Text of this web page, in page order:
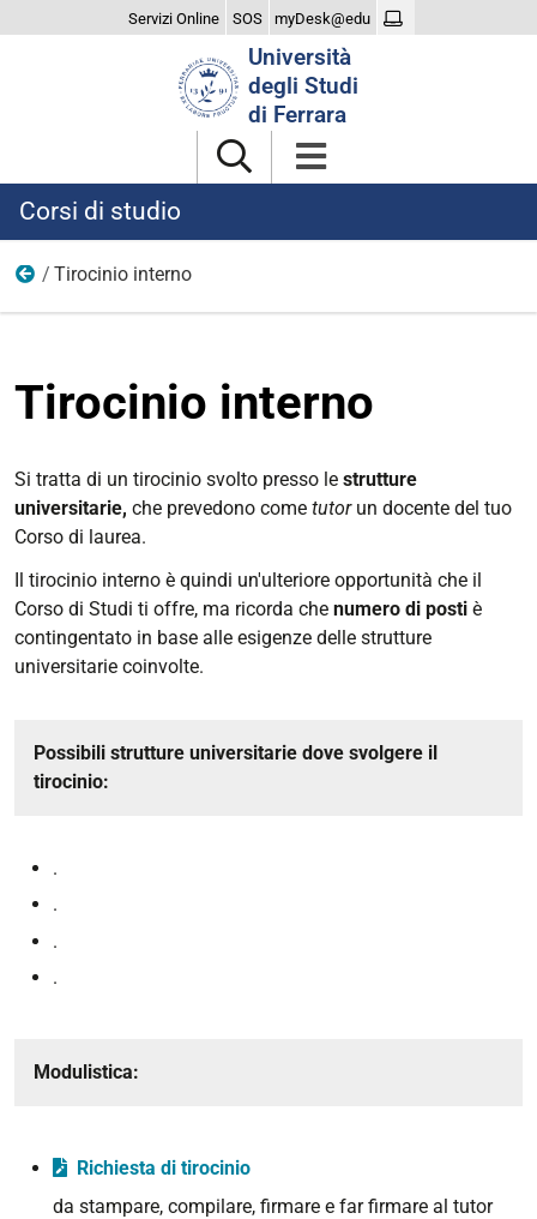
Servizi Online SOS myDesk@edu
Università
degli Studi
di Ferrara
Corsi di studio
L/SNT2
Tirocinio interno
Tirocinio interno
Si tratta di un tirocinio svolto presso le strutture
universitarie, che prevedono come tutorun docente del tuo
Corso di laurea.
Il tirocinio interno è quindi un'ulteriore opportunità che il
Corso di Studi ti offre, ma ricorda che numero di posti è
contingentato in base alle esigenze delle strutture
universitarie coinvolte.
Possibili strutture universitarie dove svolgere il
tirocinio:
.
.
.
.
Modulistica:
Richiesta di tirocinio
da stampare, compilare, firmare e far firmare al tutor